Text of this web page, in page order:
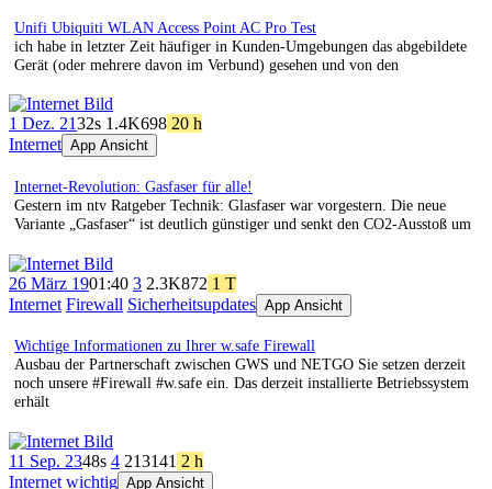
Unifi Ubiquiti WLAN Access Point AC Pro Test
ich habe in letzter Zeit häufiger in Kunden-Umgebungen das abgebildete
Gerät (oder mehrere davon im Verbund) gesehen und von den
1 Dez. 2132s 1.4K698 20 h
Internet App Ansicht
Internet-Revolution: Gasfaser für alle!
Gestern im ntv Ratgeber Technik: Glasfaser war vorgestern. Die neue
Variante „Gasfaser“ ist deutlich günstiger und senkt den CO2-Ausstoß um
26 März 1901:40 3 2.3K872 1 T
Internet Firewall Sicherheitsupdates App Ansicht
Wichtige Informationen zu Ihrer w.safe Firewall
Ausbau der Partnerschaft zwischen GWS und NETGO Sie setzen derzeit
noch unsere #Firewall #w.safe ein. Das derzeit installierte Betriebssystem
erhält
11 Sep. 2348s 4 213141 2 h
Internet wichtig App Ansicht